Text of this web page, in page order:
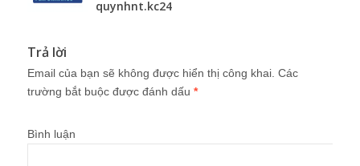
quynhnt.kc24
Trả lời
Email của bạn sẽ không được hiển thị công khai. Các
trường bắt buộc được đánh dấu *
Bình luận